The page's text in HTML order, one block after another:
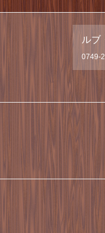
ルブ
0749-